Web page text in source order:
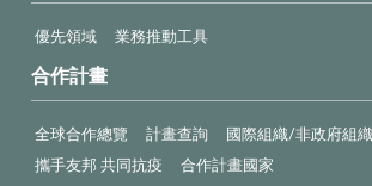
優先領域 業務推動工具
合作計畫
全球合作總覽 計畫查詢
國際組織/非政府組織
攜手友邦 共同抗疫
合作計畫國家